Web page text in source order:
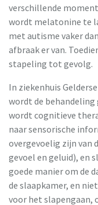
verschillende
wordt melatonine te
met autisme vaker
afbraak er van.
stapeling tot gevolg.
In ziekenhuis
wordt de
wordt cognitieve
naar sensorische
overgevoelig zijn van
gevoel en geluid), en
goede manier om de
de slaapkamer, en
voor het slapengaan,